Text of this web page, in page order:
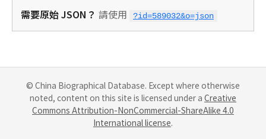
需要原始 JSON？ 請使用 ?id=589032&o=json
© China Biographical Database. Except where otherwise
noted, content on this site is licensed under a Creative
Commons Attribution-NonCommercial-ShareAlike 4.0
International license.